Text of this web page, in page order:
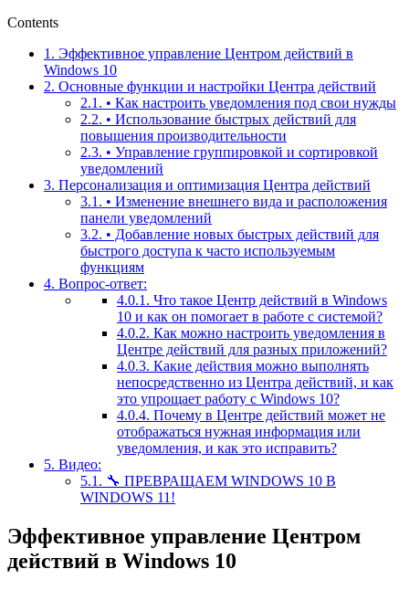
Contents
1. Эффективное управление Центром действий в
Windows 10
2. Основные функции и настройки Центра действий
2.1. • Как настроить уведомления под свои нужды
2.2. • Использование быстрых действий для
повышения производительности
2.3. • Управление группировкой и сортировкой
уведомлений
3. Персонализация и оптимизация Центра действий
3.1. • Изменение внешнего вида и расположения
панели уведомлений
3.2. • Добавление новых быстрых действий для
быстрого доступа к часто используемым
функциям
4. Вопрос-ответ:
4.0.1. Что такое Центр действий в Windows
10 и как он помогает в работе с системой?
4.0.2. Как можно настроить уведомления в
Центре действий для разных приложений?
4.0.3. Какие действия можно выполнять
непосредственно из Центра действий, и как
это упрощает работу с Windows 10?
4.0.4. Почему в Центре действий может не
отображаться нужная информация или
уведомления, и как это исправить?
5. Видео:
5.1. 🔧 ПРЕВРАЩАЕМ WINDOWS 10 В
WINDOWS 11!
Эффективное управление Центром
действий в Windows 10